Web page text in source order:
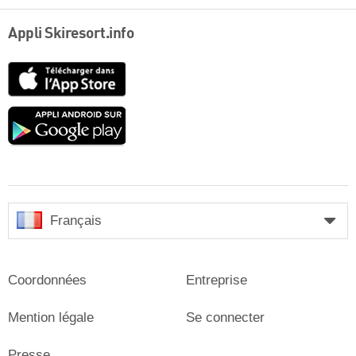
Appli Skiresort.info
Google
Français
Coordonnées
Mention légale
Entreprise
Se connecter